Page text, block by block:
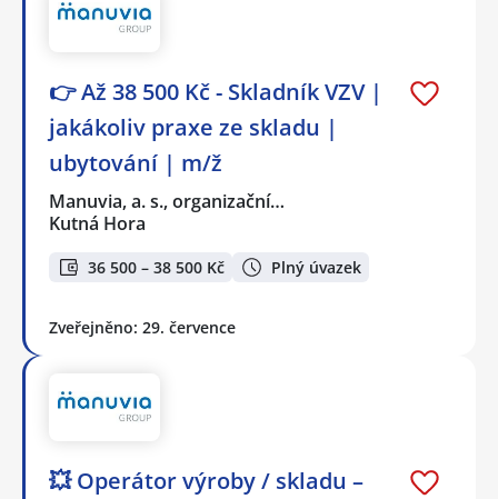
👉 Až 38 500 Kč - Skladník VZV |
jakákoliv praxe ze skladu |
ubytování | m/ž
Manuvia, a. s., organizační…
Kutná Hora
36 500 – 38 500 Kč Plný úvazek
Zveřejněno: 29. července
💥 Operátor výroby / skladu –